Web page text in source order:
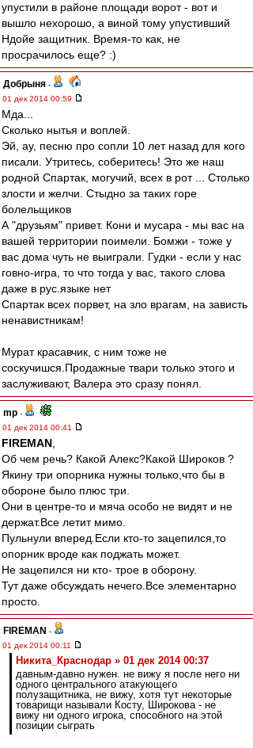
упустили в районе площади ворот - вот и
вышло нехорошо, а виной тому упустивший
Ндойе защитник. Время-то как, не
просрачилось еще? :)
Добрыня -
01 дек 2014 00:59
Мда...
Сколько нытья и воплей.
Эй, ау, песню про сопли 10 лет назад для кого
писали. Утритесь, соберитесь! Это же наш
родной Спартак, могучий, всех в рот ... Столько
злости и желчи. Стыдно за таких горе
болельщиков
А "друзьям" привет. Кони и мусара - мы вас на
вашей территории поимели. Бомжи - тоже у
вас дома чуть не выиграли. Гудки - если у нас
говно-игра, то что тогда у вас, такого слова
даже в рус.языке нет
Спартак всех порвет, на зло врагам, на зависть
ненавистникам!
Мурат красавчик, с ним тоже не
соскучишся.Продажные твари только этого и
заслуживают, Валера это сразу понял.
mp -
01 дек 2014 00:41
FIREMAN
Об чем речь? Какой Алекс?Какой Широков ?
Якину три опорника нужны только,что бы в
обороне было плюс три.
Они в центре-то и мяча особо не видят и не
держат.Все летит мимо.
Пульнули вперед.Если кто-то зацепился,то
опорник вроде как поджать может.
Не зацепился ни кто- трое в оборону.
Тут даже обсуждать нечего.Все элементарно
просто.
FIREMAN -
01 дек 2014 00:11
Никита_Краснодар » 01 дек 2014 00:37
давным-давно нужен. не вижу я после него ни
одного центрального атакующего
полузащитника, не вижу, хотя тут некоторые
товарищи называли Косту, Широкова - не
вижу ни одного игрока, способного на этой
позиции сыграть